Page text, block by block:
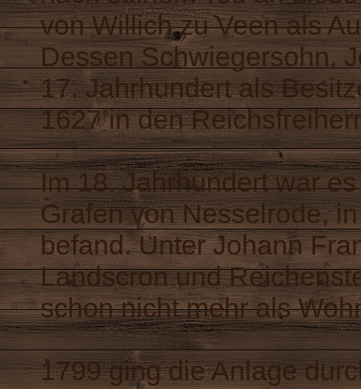
von Willich zu Veen als
Dessen Schwiegersohn,
17. Jahrhundert als
1627 in den
Im 18. Jahrhundert war
Grafen von Nesselrode,
befand. Unter Johann
Landscron und
schon nicht mehr als
1799 ging die Anlage